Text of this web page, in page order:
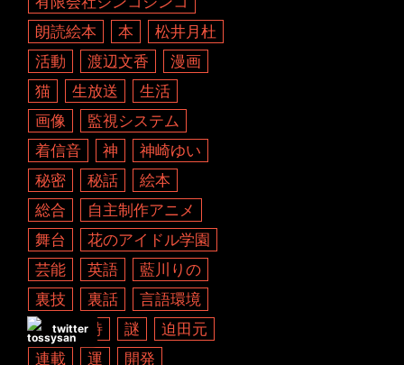
朗読絵本
本
松井月杜
活動
渡辺文香
漫画
猫
生放送
生活
画像
監視システム
着信音
神
神崎ゆい
秘密
秘話
絵本
総合
自主制作アニメ
舞台
花のアイドル学園
芸能
英語
藍川りの
裏技
裏話
言語環境
計画
詩 謎
迫田元
連載
運 開発
twitter